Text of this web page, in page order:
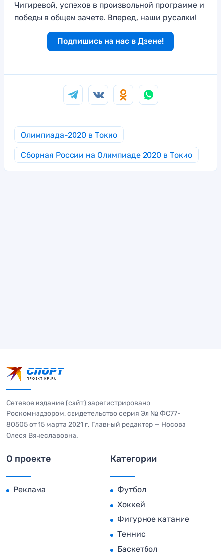
Чигиревой, успехов в произвольной программе и
победы в общем зачете. Вперед, наши русалки!
Подпишись на нас в Дзене!
Олимпиада-2020 в Токио
Сборная России на Олимпиаде 2020 в Токио
Сетевое издание (сайт) зарегистрировано
Роскомнадзором, свидетельство серия Эл № ФС77-
80505 от 15 марта 2021 г. Главный редактор — Носова
Олеся Вячеславовна.
О проекте
Реклама
Категории
Футбол
Хоккей
Фигурное катание
Теннис
Баскетбол